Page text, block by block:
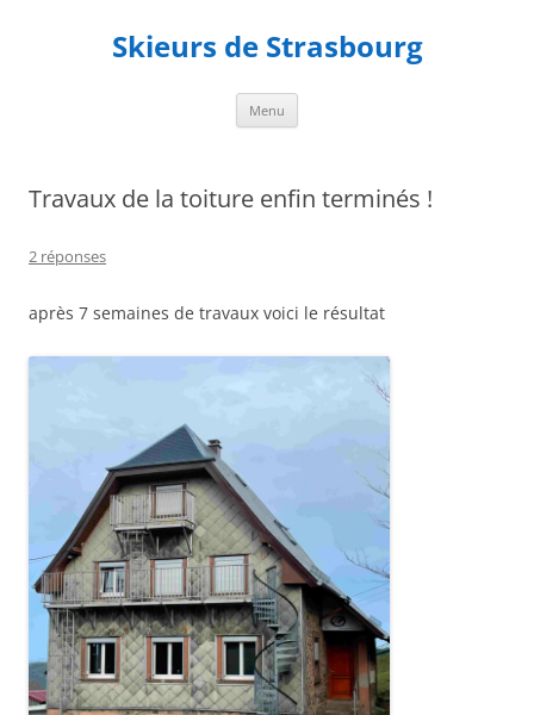
Skieurs de Strasbourg
Menu
Travaux de la toiture enfin terminés !
2 réponses
après 7 semaines de travaux voici le résultat